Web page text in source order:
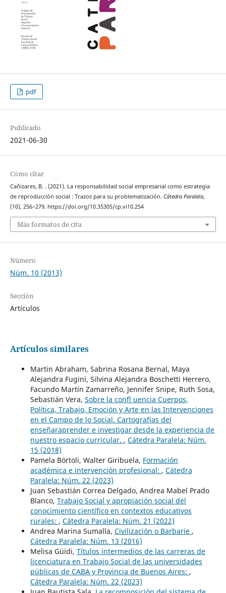
pdf
Publicado
2021-06-30
Cómo citar
Cañizares, B. . (2021). La responsabilidad social empresarial como estrategia
de reproducción social : Trazos para su problematización. Cátedra Paralela,
(10), 256–279. https://doi.org/10.35305/cp.vi10.254
Más formatos de cita
Número
Núm. 10 (2013)
Sección
Artículos
Artículos similares
Martin Abraham, Sabrina Rosana Bernal, Maya
Alejandra Fugini, Silvina Alejandra Boschetti Herrero,
Facundo Martín Zamarreño, Jennifer Snipe, Ruth Sosa,
Sebastián Vera, Sobre la confl uencia Cuerpos,
Política, Trabajo, Emoción y Arte en las Intervenciones
en el Campo de lo Social. Cartografías del
enseñaraprender e investigar desde la experiencia de
nuestro espacio curricular. , Cátedra Paralela: Núm.
15 (2018)
Pamela Bórtoli, Walter Giribuela, Formación
académica e intervención profesional: , Cátedra
Paralela: Núm. 22 (2023)
Juan Sebastián Correa Delgado, Andrea Mabel Prado
Blanco, Trabajo Social y apropiación social del
conocimiento científico en contextos educativos
rurales: , Cátedra Paralela: Núm. 21 (2022)
Andrea Marina Sumalla, Civilización o Barbarie ,
Cátedra Paralela: Núm. 13 (2016)
Melisa Güidi, Títulos intermedios de las carreras de
licenciatura en Trabajo Social de las universidades
públicas de CABA y Provincia de Buenos Aires: ,
Cátedra Paralela: Núm. 22 (2023)